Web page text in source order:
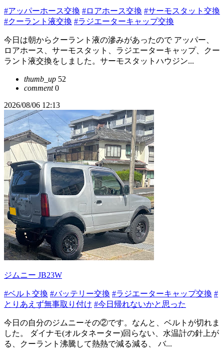
#アッパーホース交換 #ロアホース交換 #サーモスタット交換
#クーラント液交換 #ラジエーターキャップ交換
今日は朝からクーラント液の滲みがあったので アッパー、
ロアホース、サーモスタット、ラジエーターキャップ、クー
ラント液交換をしました。サーモスタットハウジン...
thumb_up 52
comment0
2026/08/06 12:13
ジムニー JB23W
#ベルト交換 #バッテリー交換 #ラジエーターキャップ交換 #
とりあえず無事取り付け #今日帰れないかと思った
今日の自分のジムニーその②です。なんと、ベルトが切れま
した。 ダイナモ(オルタネーター)回らない、水温計の針上が
る、クーラント沸騰して熱熱で減る減る、 バ...